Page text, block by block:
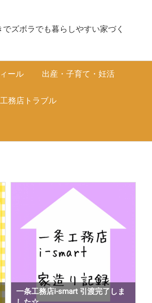
ズボラでも暮らしやすい家づく
ール 出産・子育て・妊活
務店トラブル
一条工務店i-smart上棟から６週